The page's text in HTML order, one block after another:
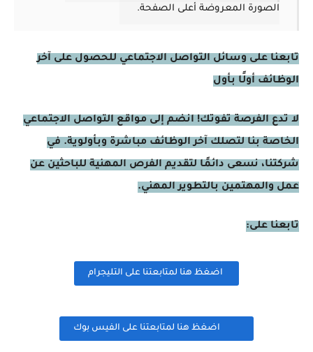
الصورة المعروضة أعلى الصفحة.
تابعنا على وسائل التواصل الاجتماعي للحصول على آخر
الوظائف أولًا بأول
لا تدع الفرصة تفوتك! انضم إلى مواقع التواصل الاجتماعي
الخاصة بنا لتصلك آخر الوظائف مباشرة وبأولوية. في
شركتنا، نسعى دائمًا لتقديم الفرص المهنية للباحثين عن
عمل والمهتمين بالتطوير المهني.
تابعنا على:
اضغظ هنا لمتابعتنا على التليجرام
اضغظ هنا لمتابعتنا على الفيس بوك